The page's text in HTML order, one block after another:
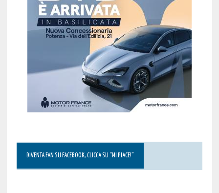
DIVENTA FAN SU FACEBOOK, CLICCA SU “MI PIACE!”